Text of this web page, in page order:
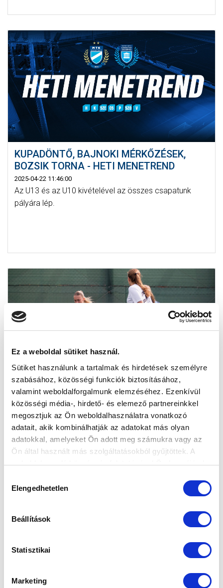
Ez a weboldal sütiket használ.
Sütiket használunk a tartalmak és hirdetések személyre
szabásához, közösségi funkciók biztosításához,
valamint weboldalforgalmunk elemzéséhez. Ezenkívül
közösségi média-, hirdető- és elemező partnereinkkel
megosztjuk az Ön weboldalhasználatra vonatkozó
adatait, akik kombinálhatják az adatokat más olyan
adatokkal, amelyeket Ön adott meg számukra vagy az
Ön által használt más szolgáltatásokból gyűjtöttek. A
weboldalon való böngészés folytatásával Ön hozzájárul a
kiválasztása
Elengedhetetlen
Beállítások
Statisztikai
Marketing
KUPADÖNTŐ, BAJNOKI MÉRKŐZÉSEK,
BOZSIK TORNA - HETI MENETREND
2025-04-22 11:46:00
Az U13 és az U10 kivételével az összes csapatunk
pályára lép.
AKADÉMIAI SZEKCIÓ: KEZDŐDIK A
FELSŐHÁZI RÁJÁTSZÁS
2025-04-16 19:53:35
U17-es csapatunk már csütörtökön pályára lép, az U19-
re vasárnap vár bajnoki.